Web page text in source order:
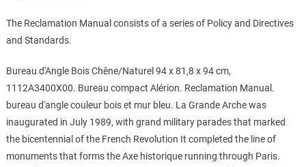
The Reclamation Manual consists of a series of Policy and Directives
and Standards.
Bureau d'Angle Bois Chêne/Naturel 94 x 81,8 x 94 cm,
1112A3400X00. Bureau compact Alérion. Reclamation Manual.
bureau d'angle couleur bois et mur bleu. La Grande Arche was
inaugurated in July 1989, with grand military parades that marked
the bicentennial of the French Revolution It completed the line of
monuments that forms the Axe historique running through Paris.